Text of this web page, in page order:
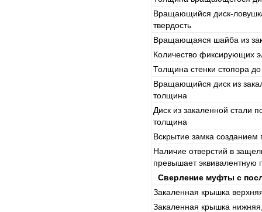
Вращающийся диск-
твердость
Вращающаяся шайба из
Количество фиксирующих
Толщина стенки стопора
Вращающийся диск из
толщина
Диск из закаленной стали
толщина
Вскрытие замка созданием
Наличие отверстий в
превышает эквивалентную
Сверление муфты с
Закаленная крышка
Закаленная крышка